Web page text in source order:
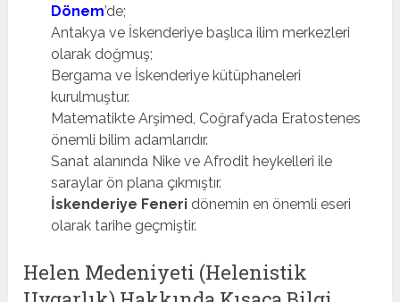
Dönem’de;
Antakya ve İskenderiye başlıca ilim merkezleri
olarak doğmuş;
Bergama ve İskenderiye kütüphaneleri
kurulmuştur.
Matematikte Arşimed, Coğrafyada Eratostenes
önemli bilim adamlarıdır.
Sanat alanında Nike ve Afrodit heykelleri ile
saraylar ön plana çıkmıştır.
İskenderiye Feneridönemin en önemli eseri
olarak tarihe geçmiştir.
Helen Medeniyeti (Helenistik